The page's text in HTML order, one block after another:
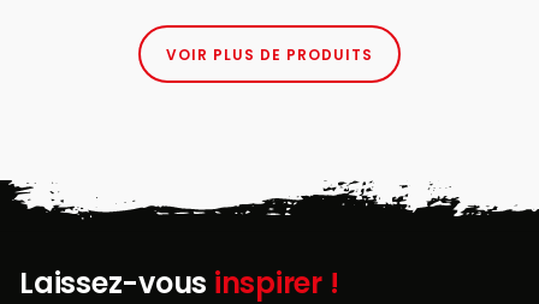
VOIR PLUS DE PRODUITS
Laissez-vous inspirer !